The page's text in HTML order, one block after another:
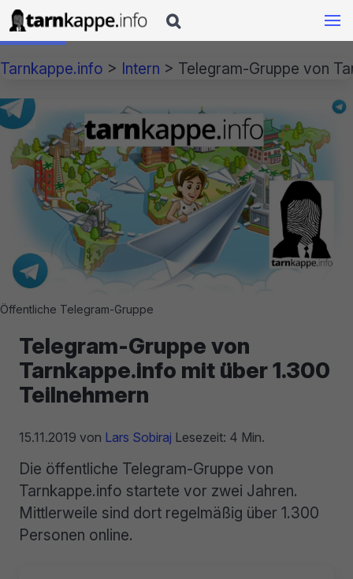

Tarnkappe.info > Intern > Telegram-Gruppe von
Öffentliche Telegram-Gruppe
Telegram-Gruppe von
Tarnkappe.info mit über 1.300
Teilnehmern
15.11.2019 von Lars Sobiraj Lesezeit: 4 Min.
Die öffentliche Telegram-Gruppe von
Tarnkappe.info startete vor zwei Jahren.
Mittlerweile sind dort regelmäßig über 1.300
Personen online.